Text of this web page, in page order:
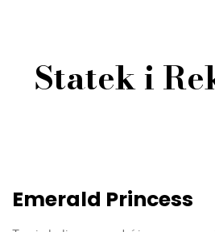
Statek i
Emerald Princess